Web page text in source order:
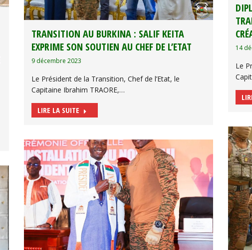
14
Le
TRANSITION AU BURKINA : SALIF KEITA
EXPRIME SON SOUTIEN AU CHEF DE L’ETAT
9 décembre 2023
Le Président de la Transition, Chef de l’Etat, le
Capitaine Ibrahim TRAORE,…
LIRE LA SUITE